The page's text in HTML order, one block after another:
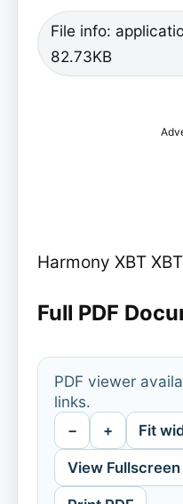
File info:
82.73KB
Harmony XBT
Full PDF
PDF viewer
links.
− + Fit
View Fullscreen